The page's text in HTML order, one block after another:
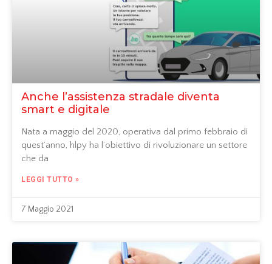
Anche l’assistenza stradale diventa
smart e digitale
Nata a maggio del 2020, operativa dal primo febbraio di
quest’anno, hlpy ha l’obiettivo di rivoluzionare un settore
che da
LEGGI TUTTO »
7 Maggio 2021